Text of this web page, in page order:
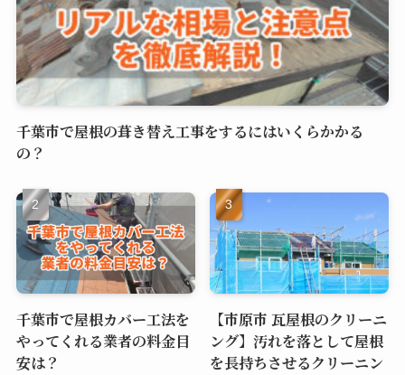
千葉市で屋根の葺き替え工事をするにはいくらかかる
の？
千葉市で屋根カバー工法を
やってくれる業者の料金目
安は？
【市原市 瓦屋根のクリーニ
ング】汚れを落として屋根
を長持ちさせるクリーニン